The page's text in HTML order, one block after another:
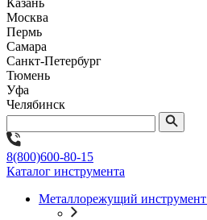
Казань
Москва
Пермь
Самара
Санкт-Петербург
Тюмень
Уфа
Челябинск
8(800)600-80-15
Каталог инструмента
Металлорежущий инструмент